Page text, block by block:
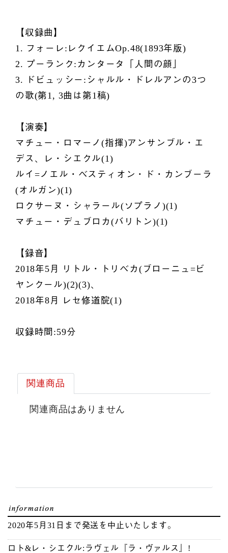
【収録曲】
1. フォーレ:レクイエムOp.48(1893年版)
2. プーランク:カンタータ「人間の顔」
3. ドビュッシー:シャルル・ドレルアンの3つ
の歌(第1, 3曲は第1稿)
【演奏】
マチュー・ロマーノ(指揮)アンサンブル・エ
デス、レ・シエクル(1)
ルイ=ノエル・ベスティオン・ド・カンブーラ
(オルガン)(1)
ロクサーヌ・シャラール(ソプラノ)(1)
マチュー・デュブロカ(バリトン)(1)
【録音】
2018年5月 リトル・トリベカ(ブローニュ=ビ
ヤンクール)(2)(3)、
2018年8月 レセ修道院(1)
収録時間:59分
関連商品
関連商品はありません
2020年5月31日まで発送を中止いたします。
ロト&レ・シエクル:ラヴェル『ラ・ヴァルス』!